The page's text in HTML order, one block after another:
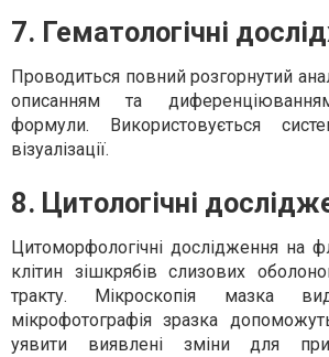
7. Гематологічні
Проводиться повний розгорнутий
описанням та
формули. Використовується
візуалізації.
8. Цитологічні
Цитоморфологічні дослідження на
клітин зішкрябів слизових
тракту. Мікроскопія мазка
мікрофотографія зразка
уявити виявлені зміни для